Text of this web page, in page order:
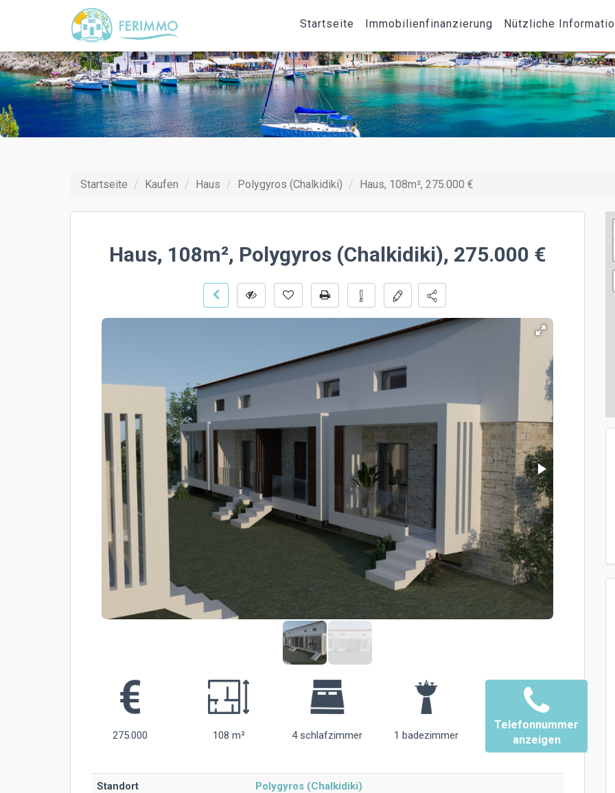
Startseite Immobilienfinanzierung Nützliche
Startseite Kaufen Haus Polygyros (Chalkidiki) Haus, 108m², 275.000 €
Haus, 108m², Polygyros (Chalkidiki), 275.000 €
275.000 108 m² 4 schlafzimmer 1 badezimmer
Telefonnummer
anzeigen
Standort Polygyros (Chalkidiki)